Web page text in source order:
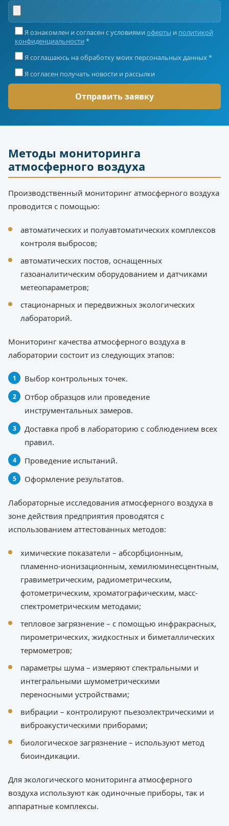
Я ознакомлен и согласен с условиями оферты и политикой
конфиденциальности *
Я соглашаюсь на обработку моих персональных данных *
Я согласен получать новости и рассылки
Методы мониторинга
атмосферного воздуха
Производственный мониторинг атмосферного воздуха
проводится с помощью:
автоматических и полуавтоматических комплексов
контроля выбросов;
автоматических постов, оснащенных
газоаналитическим оборудованием и датчиками
метеопараметров;
стационарных и передвижных экологических
лабораторий.
Мониторинг качества атмосферного воздуха в
лаборатории состоит из следующих этапов:
Выбор контрольных точек.
Отбор образцов или проведение
инструментальных замеров.
Доставка проб в лабораторию с соблюдением всех
правил.
Проведение испытаний.
Оформление результатов.
Лабораторные исследования атмосферного воздуха в
зоне действия предприятия проводятся с
использованием аттестованных методов:
химические показатели – абсорбционным,
пламенно-ионизационным, хемилюминесцентным,
гравиметрическим, радиометрическим,
фотометрическим, хроматографическим, масс-
спектрометрическим методами;
тепловое загрязнение – с помощью инфракрасных,
пирометрических, жидкостных и биметаллических
термометров;
параметры шума – измеряют спектральными и
интегральными шумометрическими
переносными устройствами;
вибрации – контролируют пьезоэлектрическими и
виброакустическими приборами;
биологическое загрязнение – используют метод
биоиндикации.
Для экологического мониторинга атмосферного
воздуха используют как одиночные приборы, так и
аппаратные комплексы.